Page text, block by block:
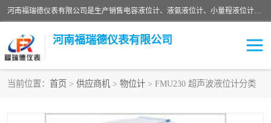
河南福瑞德仪表有限公司是生产销售电容液位计、液氨液位计、小量程液位计定制、智能锅炉水位计、液氮液位计等；并在产品开发、研制的过程中，吸取国内外仪器仪表的技术精华，建立了一支高、精、尖的科研开发队伍，使产品性能不断升级。
河南福瑞德仪表有限公司
当前位置： 首页 > 供应商机 > 物位计 > FMU230 超声波液位计分类